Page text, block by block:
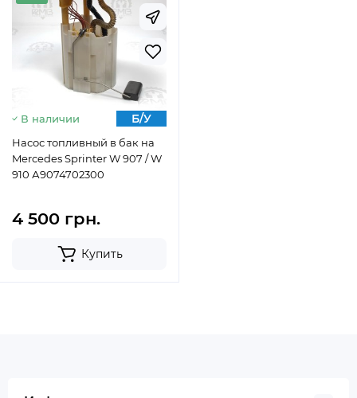
В наличии Б/У
Насос топливный в бак на
Mercedes Sprinter W 907 / W
910 А9074702300
4 500 грн.
Купить